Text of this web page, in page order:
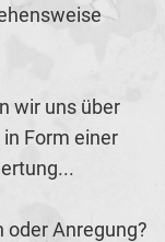
wir uns über
Form einer
oder Anregung?